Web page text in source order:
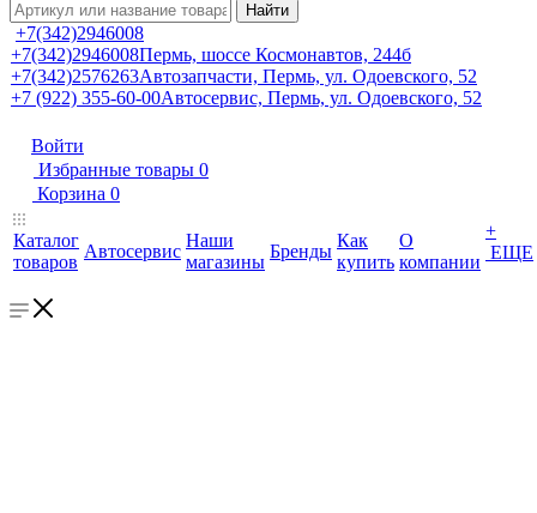
Найти
+7(342)2946008
+7(342)2946008Пермь, шоссе Космонавтов, 244б
+7(342)2576263Автозапчасти, Пермь, ул. Одоевского, 52
+7 (922) 355-60-00Автосервис, Пермь, ул. Одоевского, 52
Войти
Избранные товары 0
Корзина 0
Каталог
товаров
Автосервис
Наши
магазины
Бренды
Как
купить
О
компании
+
ЕЩЕ